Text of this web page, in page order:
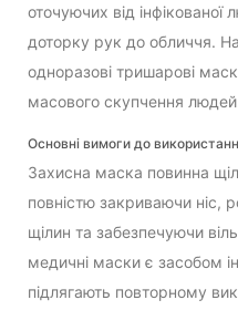
оточуючих від
доторку рук до обличчя.
одноразові тришарові
масового скупчення
Основні вимоги до
Захисна маска повинна
повністю закриваючи ніс,
щілин та забезпечуючи
медичні маски є засобом
підлягають повторному